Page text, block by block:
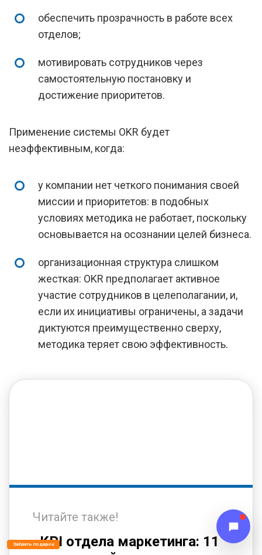
обеспечить прозрачность в работе всех
отделов;
мотивировать сотрудников через
самостоятельную постановку и
достижение приоритетов.
Применение системы OKR будет
неэффективным, когда:
у компании нет четкого понимания своей
миссии и приоритетов: в подобных
условиях методика не работает, поскольку
основывается на осознании целей бизнеса.
организационная структура слишком
жесткая: OKR предполагает активное
участие сотрудников в целеполагании, и,
если их инициативы ограничены, а задачи
диктуются преимущественно сверху,
методика теряет свою эффективность.
Читайте также!
«KPI отдела маркетинга: 11
Забрать подарок